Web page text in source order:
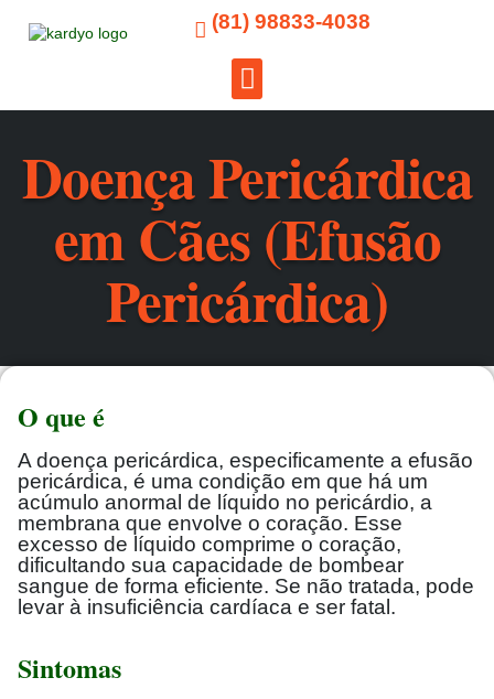
(81) 98833-4038
Doença Pericárdica
em Cães (Efusão
Pericárdica)
O que é
A doença pericárdica, especificamente a efusão
pericárdica, é uma condição em que há um
acúmulo anormal de líquido no pericárdio, a
membrana que envolve o coração. Esse
excesso de líquido comprime o coração,
dificultando sua capacidade de bombear
sangue de forma eficiente. Se não tratada, pode
levar à insuficiência cardíaca e ser fatal.
Sintomas